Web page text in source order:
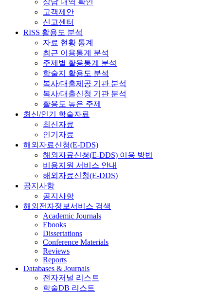
상담 내역 확인
고객제안
신고센터
RISS 활용도 분석
자료 현황 통계
최근 이용통계 분석
주제별 활용통계 분석
학술지 활용도 분석
복사/대출제공 기관 분석
복사/대출신청 기관 분석
활용도 높은 주제
최신/인기 학술자료
최신자료
인기자료
해외자료신청(E-DDS)
해외자료신청(E-DDS) 이용 방법
비용지원 서비스 안내
해외자료신청(E-DDS)
공지사항
공지사항
해외전자정보서비스 검색
Academic Journals
Ebooks
Dissertations
Conference Materials
Reviews
Reports
Databases & Journals
전자저널 리스트
학술DB 리스트